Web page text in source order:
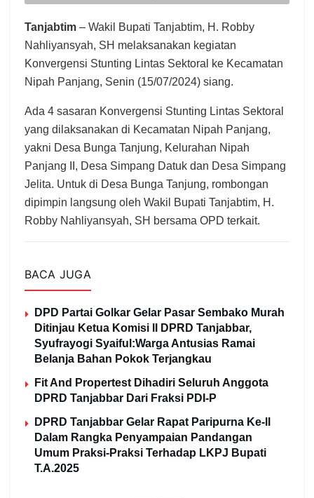
Tanjabtim – Wakil Bupati Tanjabtim, H. Robby
Nahliyansyah, SH melaksanakan kegiatan
Konvergensi Stunting Lintas Sektoral ke Kecamatan
Nipah Panjang, Senin (15/07/2024) siang.
Ada 4 sasaran Konvergensi Stunting Lintas Sektoral
yang dilaksanakan di Kecamatan Nipah Panjang,
yakni Desa Bunga Tanjung, Kelurahan Nipah
Panjang II, Desa Simpang Datuk dan Desa Simpang
Jelita. Untuk di Desa Bunga Tanjung, rombongan
dipimpin langsung oleh Wakil Bupati Tanjabtim, H.
Robby Nahliyansyah, SH bersama OPD terkait.
BACA JUGA
DPD Partai Golkar Gelar Pasar Sembako Murah
Ditinjau Ketua Komisi ll DPRD Tanjabbar,
Syufrayogi Syaiful:Warga Antusias Ramai
Belanja Bahan Pokok Terjangkau
Fit And Propertest Dihadiri Seluruh Anggota
DPRD Tanjabbar Dari Fraksi PDI-P
DPRD Tanjabbar Gelar Rapat Paripurna Ke-ll
Dalam Rangka Penyampaian Pandangan
Umum Praksi-Praksi Terhadap LKPJ Bupati
T.A.2025